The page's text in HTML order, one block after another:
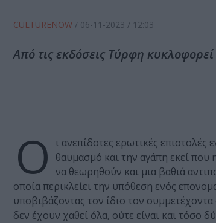
CULTURENOW / 06-11-2023 / 12:03
Από τις εκδόσεις Τύρφη
Ο
ι ανεπίδοτες ερωτικές
θαυμασμό και την αγάπη εκεί
να θεωρηθούν και μια βαθιά
οποία περικλείει την υπόθεση ενός
υποβιβάζοντας τον ίδιο τον
δεν έχουν χαθεί όλα, ούτε είναι και τόσο